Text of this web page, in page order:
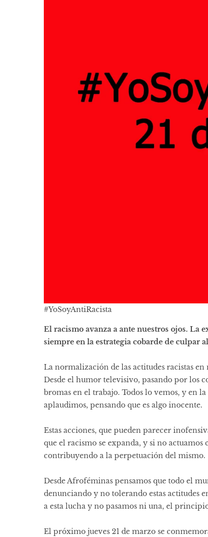
#YoSoyAntiRacista
El racismo avanza a ante nuestros ojos. La
siempre en la estrategia cobarde de culpar
La normalización de las actitudes racistas
Desde el humor televisivo, pasando por los
bromas en el trabajo. Todos lo vemos, y en
aplaudimos, pensando que es algo inocente.
Estas acciones, que pueden parecer
que el racismo se expanda, y si no actuamos
contribuyendo a la perpetuación del mismo.
Desde Afroféminas pensamos que todo el
denunciando y no tolerando estas actitudes
a esta lucha y no pasamos ni una, el
El próximo jueves 21 de marzo se